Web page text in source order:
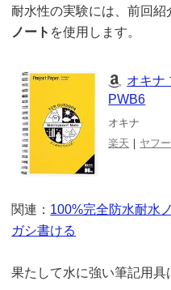
耐水性の実験には、前回紹
ノート を使用します。
オキナ
PWB6
オキナ
楽天 ｜ ヤフー
関連： 100%完全防水耐水
ガシ書ける
果たして水に強い筆記用具